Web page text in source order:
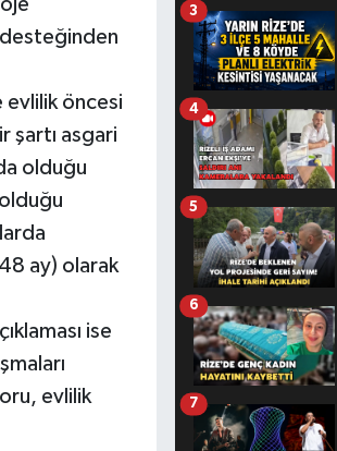
evlilik öncesi
şartı asgari
olduğu
ay) olarak
ise
evlilik
3
4
5
6
7